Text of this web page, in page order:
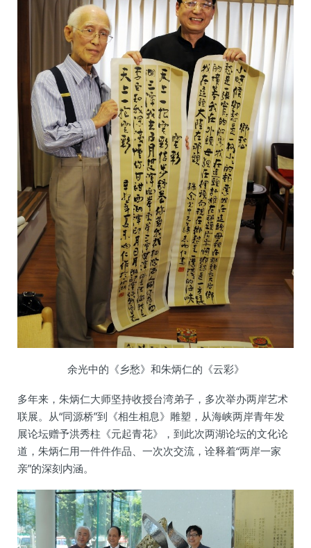
余光中的《乡愁》和朱炳仁的《云彩》
多年来，朱炳仁大师坚持收授台湾弟子，多次举办两岸艺术
联展。从“同源桥”到《相生相息》雕塑，从海峡两岸青年发
展论坛赠予洪秀柱《元起青花》，到此次两湖论坛的文化论
道，朱炳仁用一件件作品、一次次交流，诠释着“两岸一家
亲”的深刻内涵。